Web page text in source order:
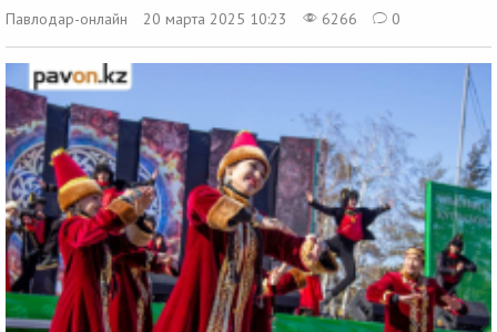
Павлодар-онлайн
20 марта 2025 10:23 6266 0